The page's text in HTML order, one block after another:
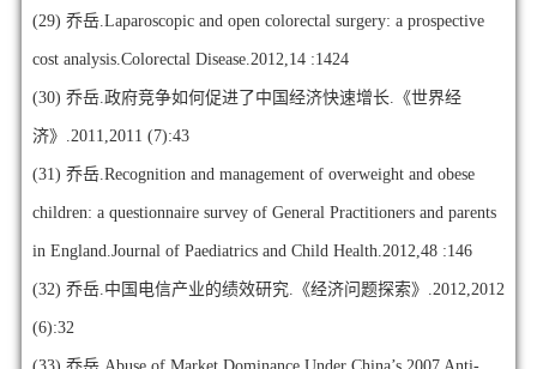
(29) 乔岳.Laparoscopic and open colorectal surgery: a prospective
cost analysis.Colorectal Disease.2012,14 :1424
(30) 乔岳.政府竞争如何促进了中国经济快速增长.《世界经
济》.2011,2011 (7):43
(31) 乔岳.Recognition and management of overweight and obese
children: a questionnaire survey of General Practitioners and parents
in England.Journal of Paediatrics and Child Health.2012,48 :146
(32) 乔岳.中国电信产业的绩效研究.《经济问题探索》.2012,2012
(6):32